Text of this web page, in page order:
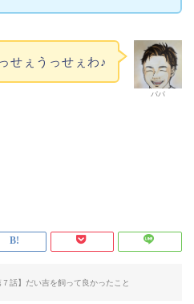
パパ
せぇうっせぇわ♪
７話】だい吉を飼って良かったこと